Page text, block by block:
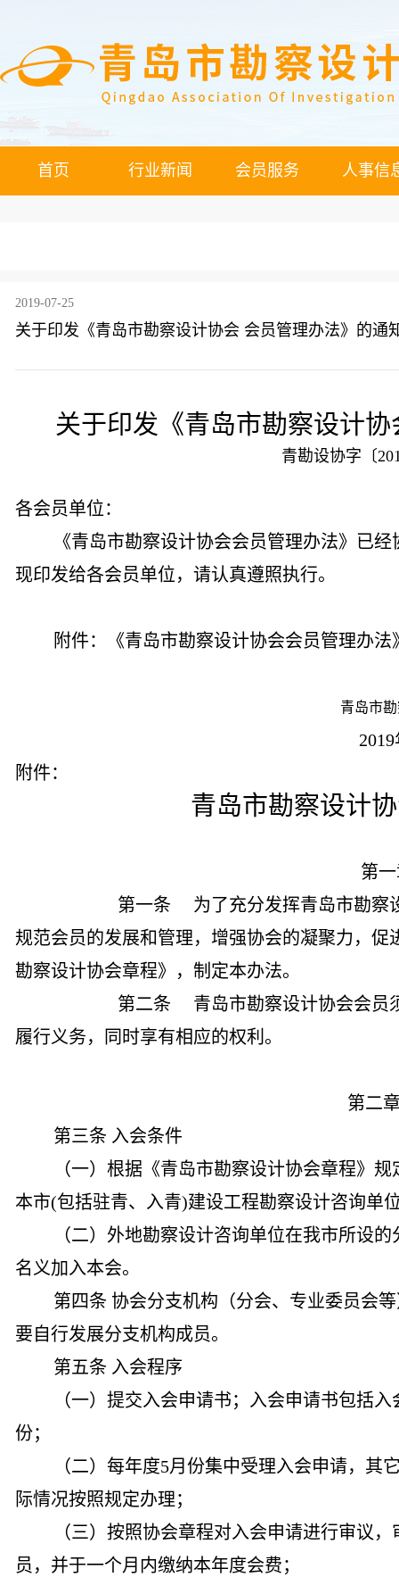
首页 行业新闻 会员服务 人事信
2019-07-25
关于印发《青岛市勘察设计协会 会员管理办法》的通
关于印发《青岛市勘察设计协
青勘设协字〔
各会员单位：
《青岛市勘察设计协会会员管理办法》已
现印发给各会员单位，请认真遵照执行。
附件：《青岛市勘察设计协会会员管理办法
青岛市勘察
2019年7
附件：
青岛市勘察设计
第
第一条
为了充分发挥青岛市勘察
规范会员的发展和管理，增强协会的凝聚力，
勘察设计协会章程》，制定本办法。
第二条
青岛市勘察设计协会会员
履行义务，同时享有相应的权利。
第二
第三条 入会条件
（一）根据《青岛市勘察设计协会章程》
本市(包括驻青、入青)建设工程勘察设计咨询单
（二）外地勘察设计咨询单位在我市所设
名义加入本会。
第四条 协会分支机构（分会、专业委员会
要自行发展分支机构成员。
第五条 入会程序
（一）提交入会申请书；入会申请书包括
份；
（二）每年度5月份集中受理入会申请，
际情况按照规定办理；
（三）按照协会章程对入会申请进行审议
员，并于一个月内缴纳本年度会费；